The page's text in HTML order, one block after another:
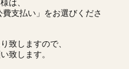
は、
支払い」をお選びくださ
致しますので、
致します。